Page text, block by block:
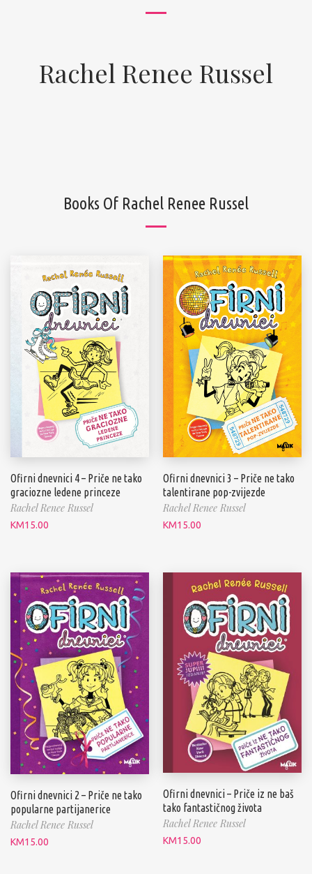
Rachel Renee Russel
Books Of Rachel Renee Russel
Ofirni dnevnici 4 – Priče ne tako
graciozne ledene princeze
Rachel Renee Russel
KM15.00
Ofirni dnevnici 3 – Priče ne tako
talentirane pop-zvijezde
Rachel Renee Russel
KM15.00
Ofirni dnevnici 2 – Priče ne tako
popularne partijanerice
Rachel Renee Russel
KM15.00
Ofirni dnevnici – Priče iz ne baš
tako fantastičnog života
Rachel Renee Russel
KM15.00